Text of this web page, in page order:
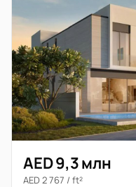
AED 9,3 млн
AED 2 767 / ft²